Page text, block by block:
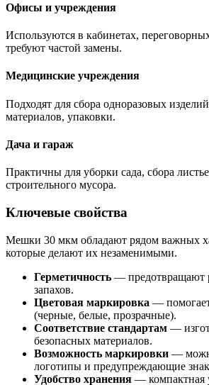
Офисы и учреждения
Используются в кабинетах,
требуют частой замены.
Медицинские учреждения
Подходят для сбора одноразовых
материалов, упаковки.
Дача и гараж
Практичны для уборки сада, сбора
строительного мусора.
Ключевые свойства
Мешки 30 мкм обладают рядом важных
которые делают их незаменимыми.
Герметичность — предотвращают
запахов.
Цветовая маркировка —
(черные, белые, прозрачные).
Соответствие стандартам —
безопасных материалов.
Возможность маркировки —
логотипы и предупреждающие
Удобство хранения — компактная